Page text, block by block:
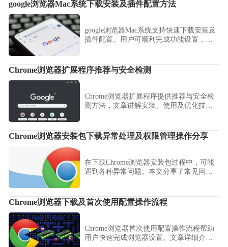
google浏览器Mac系统下载安装及插件配置方法
google浏览器Mac系统支持快速下载安装及
插件配置。用户可顺利完成功能设置，提
Chrome浏览器扩展程序推荐与安全检测
Chrome浏览器扩展程序提供推荐与安全检
测方法，文章讲解安装、使用及优化技
Chrome浏览器安装包下载异常处理及权限管理操作分享
在下载Chrome浏览器安装包过程中，可能
遇到各种异常问题。本文分享了常见问题
Chrome浏览器下载及首次使用配置操作流程
Chrome浏览器首次使用配置操作流程帮助
用户快速完成浏览器设置。文章详细介绍